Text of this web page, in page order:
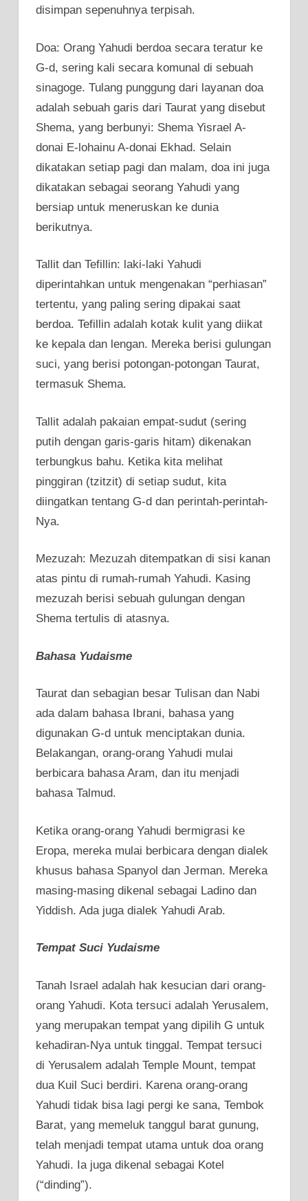
disimpan sepenuhnya terpisah.
Doa: Orang Yahudi berdoa secara teratur ke
G-d, sering kali secara komunal di sebuah
sinagoge. Tulang punggung dari layanan doa
adalah sebuah garis dari Taurat yang disebut
Shema, yang berbunyi: Shema Yisrael A-
donai E-lohainu A-donai Ekhad. Selain
dikatakan setiap pagi dan malam, doa ini juga
dikatakan sebagai seorang Yahudi yang
bersiap untuk meneruskan ke dunia
berikutnya.
Tallit dan Tefillin: laki-laki Yahudi
diperintahkan untuk mengenakan “perhiasan”
tertentu, yang paling sering dipakai saat
berdoa. Tefillin adalah kotak kulit yang diikat
ke kepala dan lengan. Mereka berisi gulungan
suci, yang berisi potongan-potongan Taurat,
termasuk Shema.
Tallit adalah pakaian empat-sudut (sering
putih dengan garis-garis hitam) dikenakan
terbungkus bahu. Ketika kita melihat
pinggiran (tzitzit) di setiap sudut, kita
diingatkan tentang G-d dan perintah-perintah-
Nya.
Mezuzah: Mezuzah ditempatkan di sisi kanan
atas pintu di rumah-rumah Yahudi. Kasing
mezuzah berisi sebuah gulungan dengan
Shema tertulis di atasnya.
Bahasa Yudaisme
Taurat dan sebagian besar Tulisan dan Nabi
ada dalam bahasa Ibrani, bahasa yang
digunakan G-d untuk menciptakan dunia.
Belakangan, orang-orang Yahudi mulai
berbicara bahasa Aram, dan itu menjadi
bahasa Talmud.
Ketika orang-orang Yahudi bermigrasi ke
Eropa, mereka mulai berbicara dengan dialek
khusus bahasa Spanyol dan Jerman. Mereka
masing-masing dikenal sebagai Ladino dan
Yiddish. Ada juga dialek Yahudi Arab.
Tempat Suci Yudaisme
Tanah Israel adalah hak kesucian dari orang-
orang Yahudi. Kota tersuci adalah Yerusalem,
yang merupakan tempat yang dipilih G untuk
kehadiran-Nya untuk tinggal. Tempat tersuci
di Yerusalem adalah Temple Mount, tempat
dua Kuil Suci berdiri. Karena orang-orang
Yahudi tidak bisa lagi pergi ke sana, Tembok
Barat, yang memeluk tanggul barat gunung,
telah menjadi tempat utama untuk doa orang
Yahudi. Ia juga dikenal sebagai Kotel
(“dinding”).